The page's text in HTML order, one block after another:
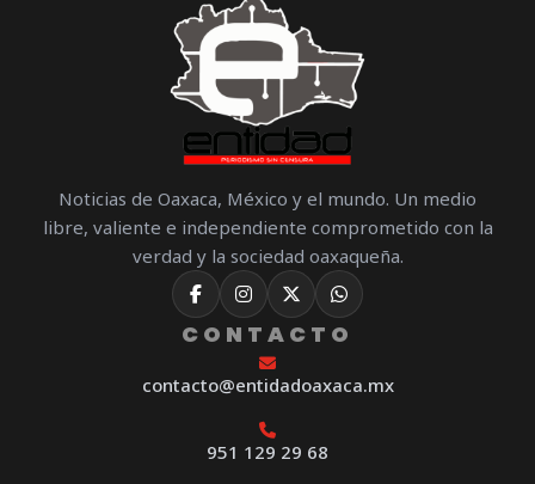
Noticias de Oaxaca, México y el mundo. Un medio
libre, valiente e independiente comprometido con la
verdad y la sociedad oaxaqueña.
CONTACTO
contacto@entidadoaxaca.mx
951 129 29 68